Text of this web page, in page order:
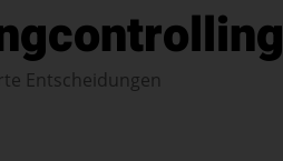
Entscheidungen